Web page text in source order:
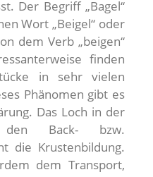
Der Begriff „Bagel“
Wort „Beigel“ oder
dem Verb „beigen“
finden
in sehr vielen
Phänomen gibt es
Das Loch in der
den Back- bzw.
die Krustenbildung.
dem Transport,